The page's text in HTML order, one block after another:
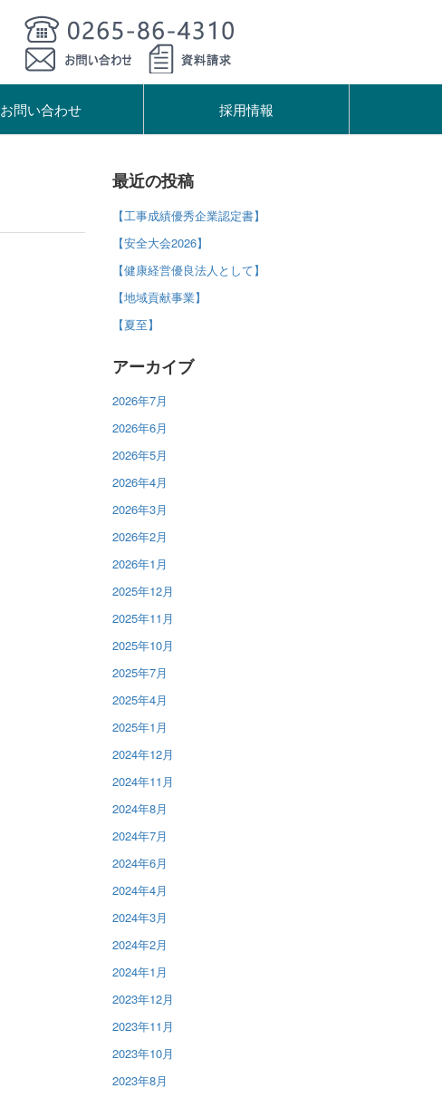
お問い合わせ 採用情報
最近の投稿
【工事成績優秀企業認定書】
【安全大会2026】
【健康経営優良法人として】
【地域貢献事業】
【夏至】
アーカイブ
2026年7月
2026年6月
2026年5月
2026年4月
2026年3月
2026年2月
2026年1月
2025年12月
2025年11月
2025年10月
2025年7月
2025年4月
2025年1月
2024年12月
2024年11月
2024年8月
2024年7月
2024年6月
2024年4月
2024年3月
2024年2月
2024年1月
2023年12月
2023年11月
2023年10月
2023年8月